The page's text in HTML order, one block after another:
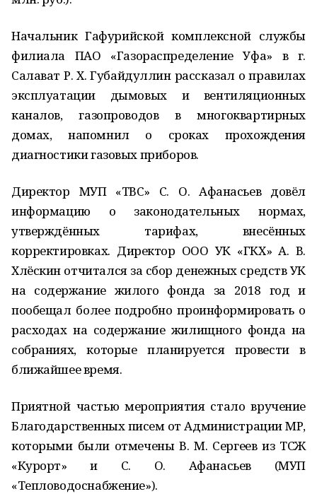
Начальник Гафурийской комплексной службы
филиала ПАО «Газораспределение Уфа» в г.
Салават Р. Х. Губайдуллин рассказал о правилах
эксплуатации дымовых и вентиляционных
каналов, газопроводов в многоквартирных
домах, напомнил о сроках прохождения
диагностики газовых приборов.
Директор МУП «ТВС» С. О. Афанасьев довёл
информацию о законодательных нормах,
утверждённых тарифах, внесённых
корректировках. Директор ООО УК «ГКХ» А. В.
Хлёскин отчитался за сбор денежных средств УК
на содержание жилого фонда за 2018 год и
пообещал более подробно проинформировать о
расходах на содержание жилищного фонда на
собраниях, которые планируется провести в
ближайшее время.
Приятной частью мероприятия стало вручение
Благодарственных писем от Администрации МР,
которыми были отмечены В. М. Сергеев из ТСЖ
«Курорт» и С. О. Афанасьев (МУП
«Тепловодоснабжение»).